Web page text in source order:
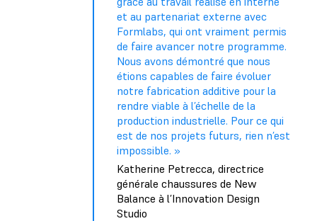
et au partenariat externe avec
Formlabs, qui ont vraiment permis
de faire avancer notre programme.
Nous avons démontré que nous
étions capables de faire évoluer
notre fabrication additive pour la
rendre viable à l’échelle de la
production industrielle. Pour ce qui
est de nos projets futurs, rien n’est
impossible. »
Katherine Petrecca, directrice
générale chaussures de New
Balance à l’Innovation Design
Studio